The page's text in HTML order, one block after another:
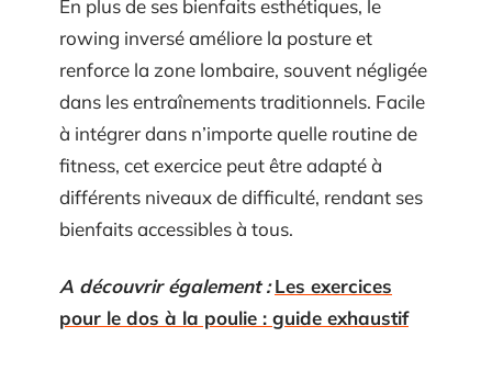
En plus de ses bienfaits esthétiques, le
rowing inversé améliore la posture et
renforce la zone lombaire, souvent négligée
dans les entraînements traditionnels. Facile
à intégrer dans n’importe quelle routine de
fitness, cet exercice peut être adapté à
différents niveaux de difficulté, rendant ses
bienfaits accessibles à tous.
A découvrir également : Les exercices
pour le dos à la poulie : guide exhaustif